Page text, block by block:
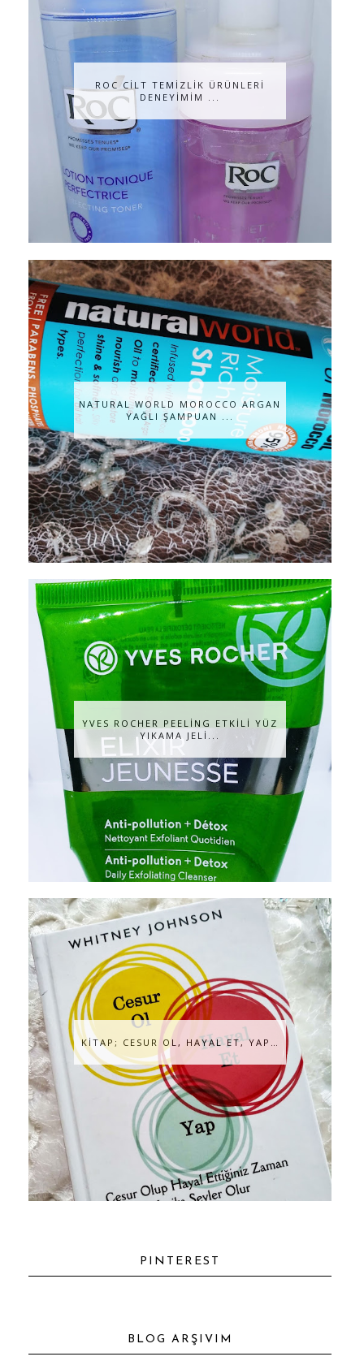
ROC CİLT TEMİZLİK ÜRÜNLERİ
DENEYİMİM ...
NATURAL WORLD MOROCCO ARGAN
YAĞLI ŞAMPUAN ...
YVES ROCHER PEELİNG ETKİLİ YÜZ
YIKAMA JELİ...
KİTAP; CESUR OL, HAYAL ET, YAP…
PINTEREST
BLOG ARŞIVIM